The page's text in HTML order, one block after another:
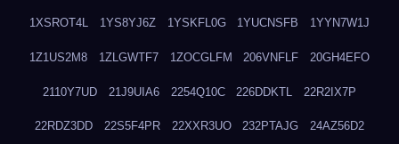
1XSROT4L 1YS8YJ6Z 1YSKFL0G 1YUCNSFB 1YYN7W1J
1Z1US2M8 1ZLGWTF7 1ZOCGLFM 206VNFLF 20GH4EFO
2110Y7UD 21J9UIA6 2254Q10C 226DDKTL 22R2IX7P
22RDZ3DD 22S5F4PR 22XXR3UO 232PTAJG 24AZ56D2